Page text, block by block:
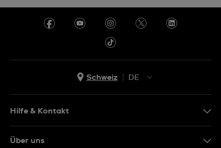
Schweiz
DE
IT
Hilfe & Kontakt
Über uns